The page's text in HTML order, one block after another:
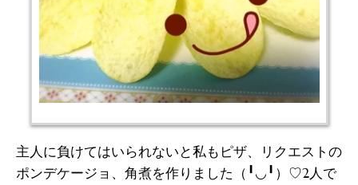
主人に負けてはいられないと私もピザ、リクエストの
ポンデケージョ、角煮を作りました（╹◡╹）♡2人で